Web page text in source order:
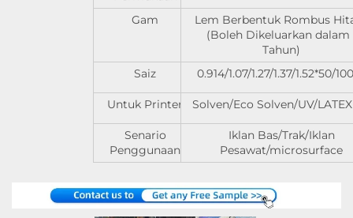
Gam
Lem Berbentuk Rombus
(Boleh Dikeluarkan dalam
Tahun)
Saiz
0.914/1.07/1.27/1.37/1.52*50/
Untuk Printer Solven/Eco Solven/UV/
Senario
Penggunaan
Iklan Bas/Trak/Iklan
Pesawat/microsurface